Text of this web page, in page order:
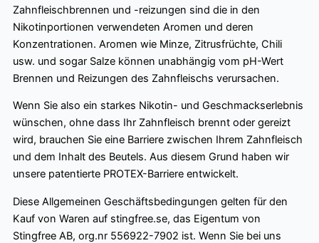
Zahnfleischbrennen und -reizungen sind die in den
Nikotinportionen verwendeten Aromen und deren
Konzentrationen. Aromen wie Minze, Zitrusfrüchte, Chili
usw. und sogar Salze können unabhängig vom pH-Wert
Brennen und Reizungen des Zahnfleischs verursachen.
Wenn Sie also ein starkes Nikotin- und Geschmackserlebnis
wünschen, ohne dass Ihr Zahnfleisch brennt oder gereizt
wird, brauchen Sie eine Barriere zwischen Ihrem Zahnfleisch
und dem Inhalt des Beutels. Aus diesem Grund haben wir
unsere patentierte PROTEX-Barriere entwickelt.
Diese Allgemeinen Geschäftsbedingungen gelten für den
Kauf von Waren auf stingfree.se, das Eigentum von
Stingfree AB, org.nr 556922-7902 ist. Wenn Sie bei uns